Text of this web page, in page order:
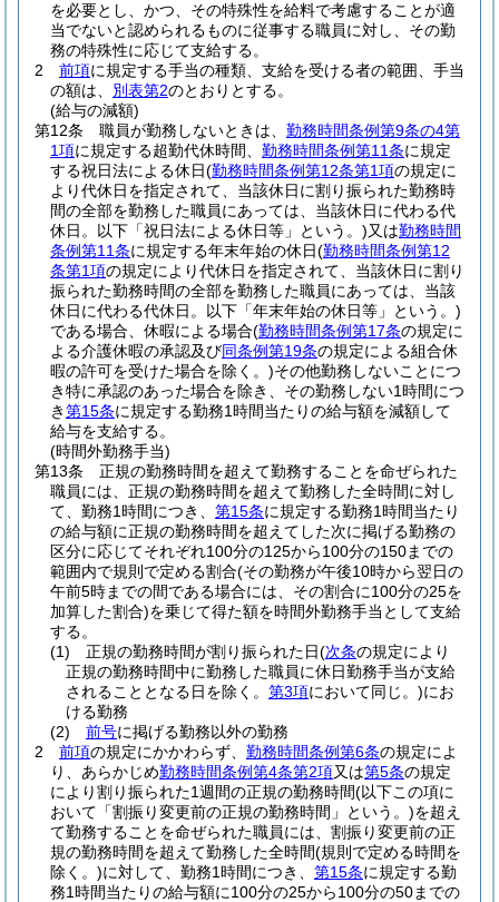
を必要とし、かつ、その特殊性を給料で考慮することが適
当でないと認められるものに従事する職員に対し、その勤
務の特殊性に応じて支給する。
2
前項に規定する手当の種類、支給を受ける者の範囲、手当
の額は、 別表第2のとおりとする。
(給与の減額)
第12条
職員が勤務しないときは、 勤務時間条例第9条の4第
1項に規定する超勤代休時間、 勤務時間条例第11条に規定
する祝日法による休日(勤務時間条例第12条第1項の規定に
より代休日を指定されて、当該休日に割り振られた勤務時
間の全部を勤務した職員にあっては、当該休日に代わる代
休日。以下「祝日法による休日等」という。)又は勤務時間
条例第11条に規定する年末年始の休日(勤務時間条例第12
条第1項の規定により代休日を指定されて、当該休日に割り
振られた勤務時間の全部を勤務した職員にあっては、当該
休日に代わる代休日。以下「年末年始の休日等」という。)
である場合、休暇による場合(勤務時間条例第17条の規定に
よる介護休暇の承認及び同条例第19条の規定による組合休
暇の許可を受けた場合を除く。)その他勤務しないことにつ
き特に承認のあった場合を除き、その勤務しない1時間につ
き第15条に規定する勤務1時間当たりの給与額を減額して
給与を支給する。
(時間外勤務手当)
第13条
正規の勤務時間を超えて勤務することを命ぜられた
職員には、正規の勤務時間を超えて勤務した全時間に対し
て、勤務1時間につき、 第15条に規定する勤務1時間当たり
の給与額に正規の勤務時間を超えてした次に掲げる勤務の
区分に応じてそれぞれ100分の125から100分の150までの
範囲内で規則で定める割合(その勤務が午後10時から翌日の
午前5時までの間である場合には、その割合に100分の25を
加算した割合)を乗じて得た額を時間外勤務手当として支給
する。
(1)
正規の勤務時間が割り振られた日(次条の規定により
正規の勤務時間中に勤務した職員に休日勤務手当が支給
されることとなる日を除く。 第3項において同じ。)にお
ける勤務
(2)
前号に掲げる勤務以外の勤務
2
前項の規定にかかわらず、 勤務時間条例第6条の規定によ
り、あらかじめ勤務時間条例第4条第2項又は第5条の規定
により割り振られた1週間の正規の勤務時間(以下この項に
おいて「割振り変更前の正規の勤務時間」という。)を超え
て勤務することを命ぜられた職員には、割振り変更前の正
規の勤務時間を超えて勤務した全時間(規則で定める時間を
除く。)に対して、勤務1時間につき、 第15条に規定する勤
務1時間当たりの給与額に100分の25から100分の50までの